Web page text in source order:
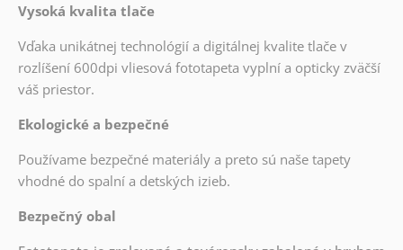
Vysoká kvalita tlače
Vďaka unikátnej technológií a digitálnej kvalite tlače v
rozlíšení 600dpi vliesová fototapeta vyplní a opticky zväčší
váš priestor.
Ekologické a bezpečné
Používame bezpečné materiály a preto sú naše tapety
vhodné do spalní a detských izieb.
Bezpečný obal